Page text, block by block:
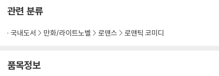
관련 분류
국내도서 만화/라이트노벨 로맨스 로맨틱 코미디
품목정보